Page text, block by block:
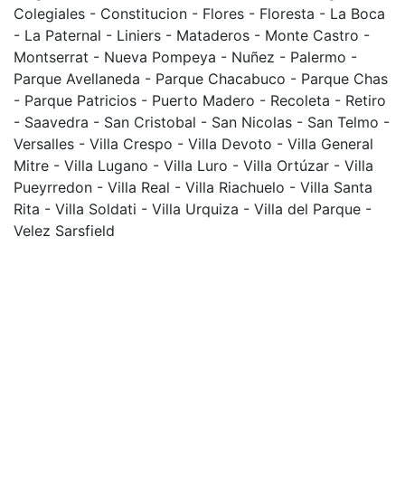
Colegiales - Constitucion - Flores - Floresta - La Boca
- La Paternal - Liniers - Mataderos - Monte Castro -
Montserrat - Nueva Pompeya - Nuñez - Palermo -
Parque Avellaneda - Parque Chacabuco - Parque Chas
- Parque Patricios - Puerto Madero - Recoleta - Retiro
- Saavedra - San Cristobal - San Nicolas - San Telmo -
Versalles - Villa Crespo - Villa Devoto - Villa General
Mitre - Villa Lugano - Villa Luro - Villa Ortúzar - Villa
Pueyrredon - Villa Real - Villa Riachuelo - Villa Santa
Rita - Villa Soldati - Villa Urquiza - Villa del Parque -
Velez Sarsfield